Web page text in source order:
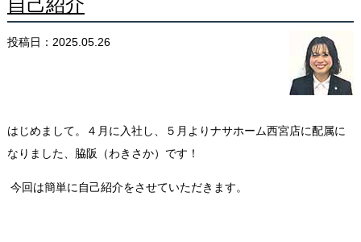
投稿日：2025.05.26
はじめまして。４月に入社し、５月よりナサホーム西宮店に配属に
なりました、脇阪（わきさか）です！
今回は簡単に自己紹介をさせていただきます。